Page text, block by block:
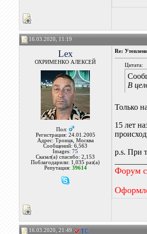
16.03.2020, 11:19
Lex
ОХРИМЕНКО АЛЕКСЕЙ
Пол:
Регистрация: 24.01.2005
Адрес: Троицк, Москва
Сообщений: 6,563
Images:75
Сказал(а) спасибо: 2,153
Поблагодарили: 1,035 раз(а)
Репутация: 39614
Re:
Цитата:
В
Только
15 лет
p.s. При
Форум
16.03.2020, 21:49